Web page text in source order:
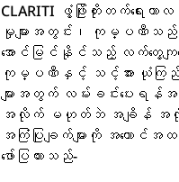
CLARITI ဖွံ့ဖြိုးတိုးတက်ရေးက
မှုများအတွင်း၊ ကုမ္ပဏီသည်
အောင်မြင်နိုင်သည့် လက်တွေ့ကျသေ
ကုမ္ပဏီနှင့် သင့်အား ယုံကြည်မှု
များအတွက် လမ်းခင်းပေးရန်
အလိုက် မဟုတ်ဘဲ အချိန် အလို
အကြံပြုချက်များကို အကော
ဖော်ပြထားသည်-